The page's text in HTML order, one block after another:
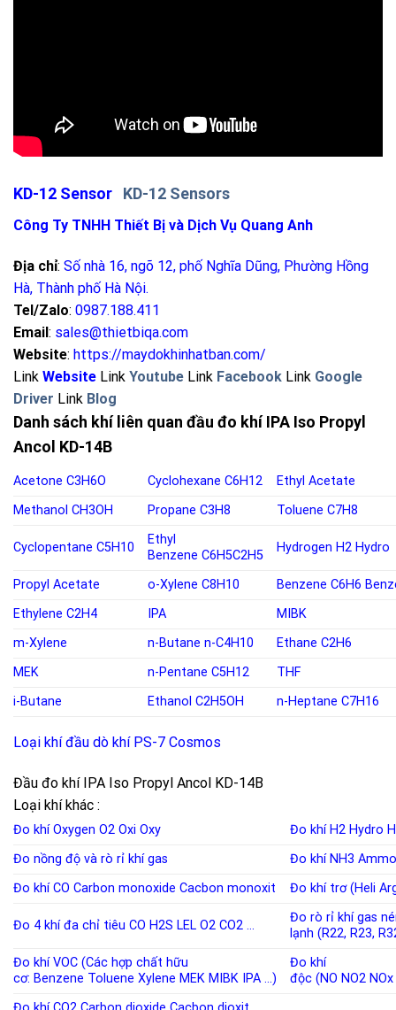
KD-12 Sensor KD-12 Sensors
Công Ty TNHH Thiết Bị và Dịch Vụ Quang Anh
Địa chỉ: Số nhà 16, ngõ 12, phố Nghĩa Dũng, Phường Hồng
Hà, Thành phố Hà Nội.
Tel/Zalo: 0987.188.411
Email: sales@thietbiqa.com
Website: https://maydokhinhatban.com/
Link Website Link Youtube Link Facebook Link Google
Driver Link Blog
Danh sách khí liên quan đầu đo khí IPA Iso Propyl
Ancol KD-14B
Acetone C3H6O Cyclohexane C6H12
Ethyl Acetate
Methanol CH3OH Propane C3H8 Toluene C7H8
Cyclopentane C5H10
Ethyl
Benzene C6H5C2H5
Hydrogen H2 Hydro
Propyl Acetate o-Xylene C8H10 Benzene C6H6
Ethylene C2H4 IPA
MIBK
m-Xylene
n-Butane n-C4H10
Ethane C2H6
MEK
n-Pentane C5H12
THF
i-Butane
Ethanol C2H5OH n-Heptane C7H16
Loại khí đầu dò khí PS-7 Cosmos
Đầu đo khí IPA Iso Propyl Ancol KD-14B
Loại khí khác :
Đo khí Oxygen O2 Oxi Oxy Đo khí H2 Hydro
Đo nồng độ và rò rỉ khí gas Đo khí NH3
Đo khí CO Carbon monoxide Cacbon monoxit Đo khí trơ (Heli
Đo 4 khí đa chỉ tiêu CO H2S LEL O2 CO2 …
Đo rò rỉ khí gas
lạnh (R22, R23,
Đo khí VOC (Các hợp chất hữu
cơ: Benzene Toluene Xylene MEK MIBK IPA …)
Đo khí
độc (NO NO2 NOx